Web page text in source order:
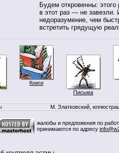
Будем откровенны:
в этот раз — не
недоразумение, чем
встретить грядущую
Книги
Письма
М. Златковский,
жалобы и предложения по
принимаются по адресу